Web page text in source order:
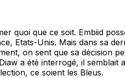
quoi que ce soit. Embiid
Etats-Unis. Mais dans sa
on sent que sa décision
a été interrogé, il semblait
ce soient les Bleus.